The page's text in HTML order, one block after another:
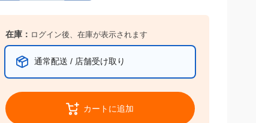
在庫： ログイン後、在庫が表示されます
通常配送 / 店舗受け取り
カートに追加